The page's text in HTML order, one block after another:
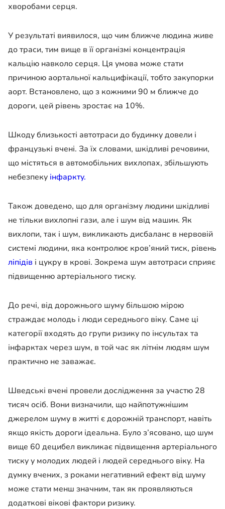
хворобами серця.
У результаті виявилося, що чим ближче людина живе
до траси, тим вище в її організмі концентрація
кальцію навколо серця. Ця умова може стати
причиною аортальної кальцифікації, тобто закупорки
аорт. Встановлено, що з кожними 90 м ближче до
дороги, цей рівень зростає на 10%.
Шкоду близькості автотраси до будинку довели і
французькі вчені. За їх словами, шкідливі речовини,
що містяться в автомобільних вихлопах, збільшують
небезпеку інфаркту.
Також доведено, що для організму людини шкідливі
не тільки вихлопні гази, але і шум від машин. Як
вихлопи, так і шум, викликають дисбаланс в нервовій
системі людини, яка контролює кров’яний тиск, рівень
ліпідів і цукру в крові. Зокрема шум автотраси сприяє
підвищенню артеріального тиску.
До речі, від дорожнього шуму більшою мірою
страждає молодь і люди середнього віку. Саме ці
категорії входять до групи ризику по інсультах та
інфарктах через шум, в той час як літнім людям шум
практично не заважає.
Шведські вчені провели дослідження за участю 28
тисяч осіб. Вони визначили, що найпотужнішим
джерелом шуму в житті є дорожній транспорт, навіть
якщо якість дороги ідеальна. Було з’ясовано, що шум
вище 60 децибел викликає підвищення артеріального
тиску у молодих людей і людей середнього віку. На
думку вчених, з роками негативний ефект від шуму
може стати менш значним, так як проявляються
додаткові вікові фактори ризику.